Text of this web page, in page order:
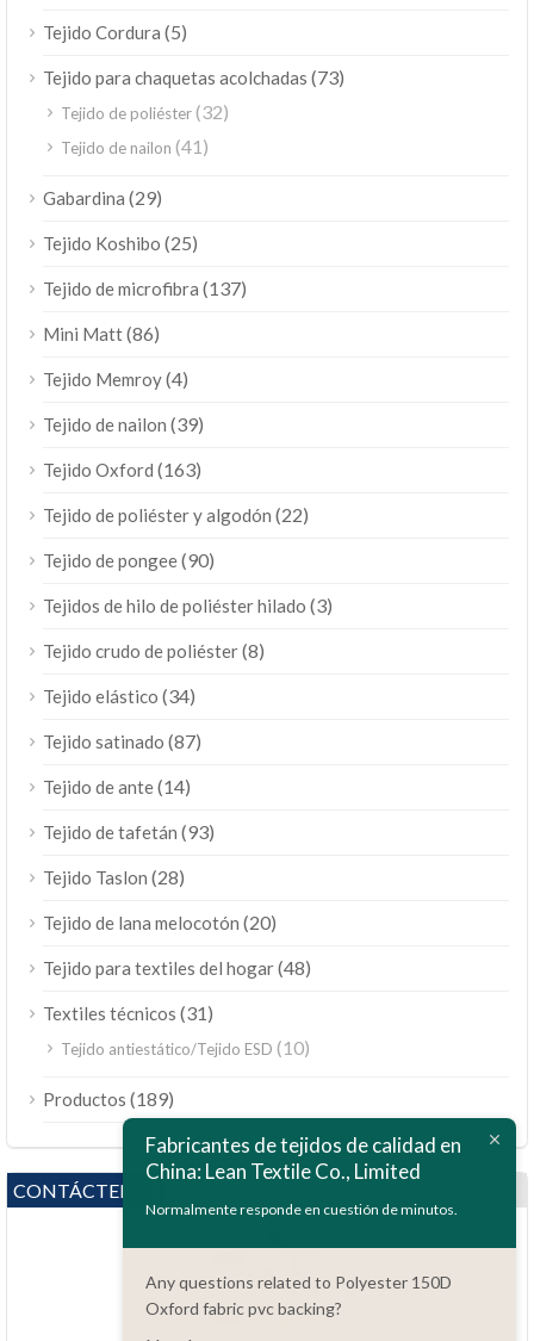
Tejido Cordura (5)
Tejido para chaquetas acolchadas (73)
Tejido de poliéster(32)
Tejido de nailon (41)
Gabardina (29)
Tejido Koshibo (25)
Tejido de microfibra (137)
Mini Matt(86)
Tejido Memroy(4)
Tejido de nailon (39)
Tejido Oxford (163)
Tejido de poliéster y algodón (22)
Tejido de pongee(90)
Tejidos de hilo de poliéster hilado (3)
Tejido crudo de poliéster(8)
Tejido elástico (34)
Tejido satinado (87)
Tejido de ante(14)
Tejido de tafetán (93)
Tejido Taslon (28)
Tejido de lana melocotón (20)
Tejido para textiles del hogar(48)
Textiles técnicos (31)
Tejido antiestático/Tejido ESD (10)
Productos (189)
CONTÁCTENOS
Fabricantes de tejidos de calidad en
China: Lean Textile Co., Limited
Normalmente responde en cuestión de minutos.
Any questions related to Polyester 150D
Oxford fabric pvc backing?
Tiếng Việt
العربية
Bahasa Indonesia
Polski
Bahasa Melayu
ไทย